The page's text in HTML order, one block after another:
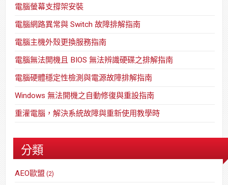
電腦螢幕支撐架安裝
電腦網路異常與 Switch 故障排解指南
電腦主機外殼更換服務指南
電腦無法開機且 BIOS 無法辨識硬碟之排解指南
電腦硬體穩定性檢測與電源故障排解指南
Windows 無法開機之自動修復與重設指南
重灌電腦，解決系統故障與重新使用教學時
分類
AEO歐盟 (2)